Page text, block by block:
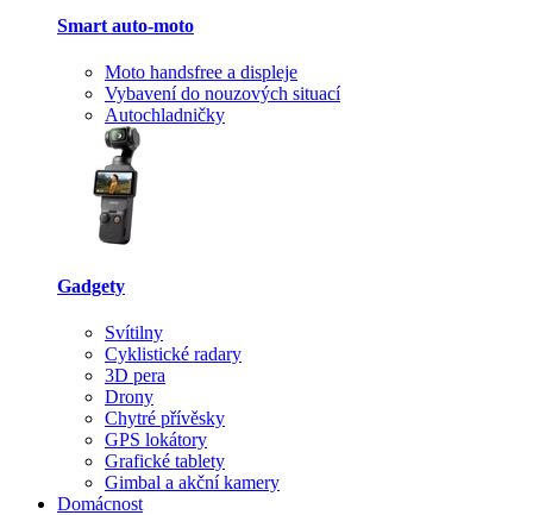
Smart auto-moto
Moto handsfree a displeje
Vybavení do nouzových situací
Autochladničky
Gadgety
Svítilny
Cyklistické radary
3D pera
Drony
Chytré přívěsky
GPS lokátory
Grafické tablety
Gimbal a akční kamery
Domácnost